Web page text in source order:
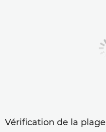
Vérification de la plage